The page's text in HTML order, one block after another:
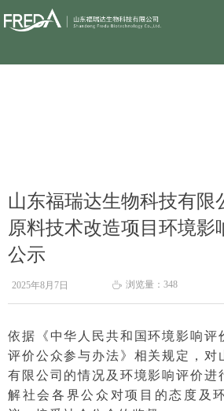
山东福瑞达生物科技有限
原料技术改造项目环境影
公示
依据《中华人民共和国环境影响评
评价公众参与办法》相关规定，对
有限公司的情况及环境影响评价进
解社会各界公众对项目的态度及
2025年8月7日 ꄘ 浏览量： 348